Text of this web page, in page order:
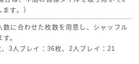
す。）
数に合わせた枚数を用意し、シャッフル
。
、3人プレイ：36枚、2人プレイ：21